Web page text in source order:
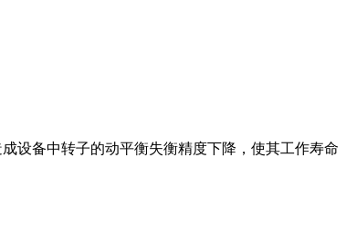
设备中转子的动平衡失衡精度下降，使其工作寿命